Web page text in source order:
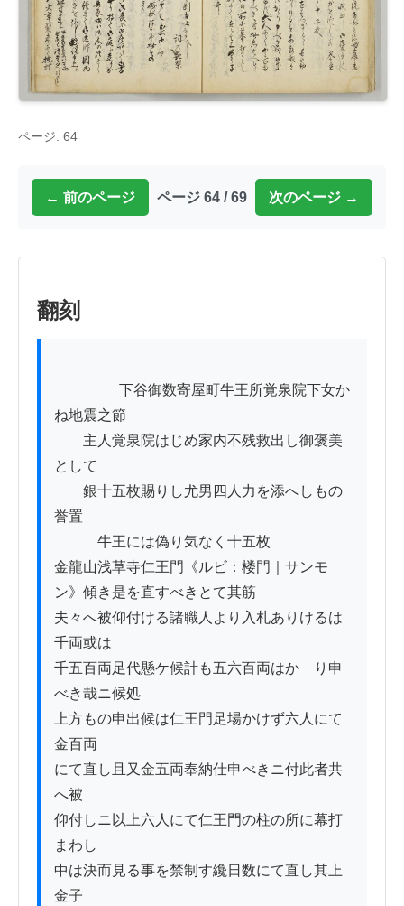
ページ: 64
← 前のページ ページ 64 / 69 次のページ →
翻刻
ね地震之節
主人覚泉院はじめ家内不残救出し御褒美
として
銀十五枚賜りし尤男四人力を添へしもの
誉置
牛王には偽り気なく十五枚
金龍山浅草寺仁王門《ルビ：楼門｜サンモ
ン》傾き是を直すべきとて其筋
夫々へ被仰付ける諸職人より入札ありけるは
千両或は
千五百両足代懸ケ候計も五六百両はかゝり申
べき哉ニ候処
上方もの申出候は仁王門足場かけず六人にて
金百両
にて直し且又金五両奉納仕申べきニ付此者共
へ被
仰付しニ以上六人にて仁王門の柱の所に幕打
まわし
中は決而見る事を禁制す纔日数にて直し其上
金子